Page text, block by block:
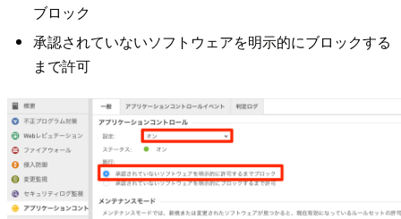
ブロック
承認されていないソフトウェアを明示的にブロックする
まで許可